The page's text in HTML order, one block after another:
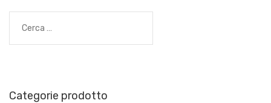
per:
Categorie prodotto